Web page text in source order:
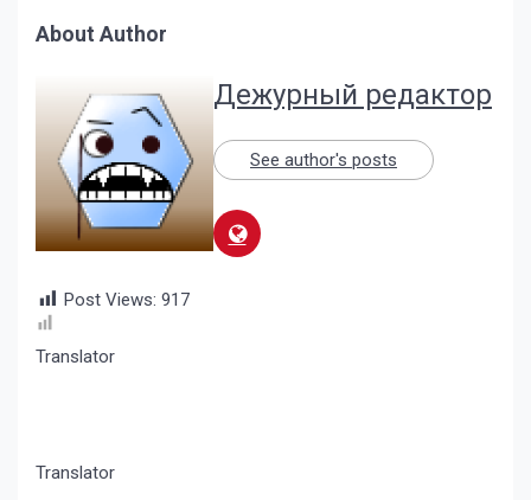
About Author
Дежурный редактор
See author's posts
Post Views: 917
Translator
Translator